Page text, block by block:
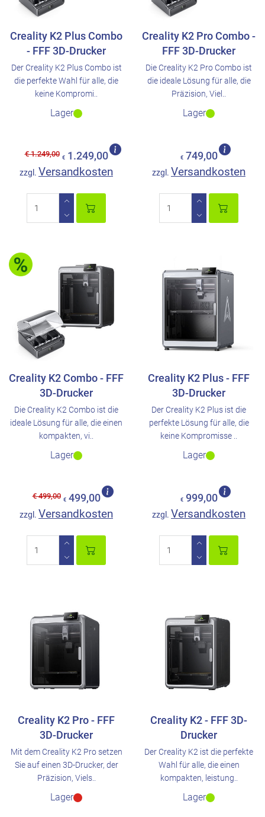
Creality K2 Plus Combo
- FFF 3D-Drucker
Der Creality K2 Plus Combo ist
die perfekte Wahl für alle, die
keine Kompromi..
Lager
€ 1.249,00 € 1.249,00
zzgl. Versandkosten
Creality K2 Pro Combo -
FFF 3D-Drucker
Die Creality K2 Pro Combo ist
die ideale Lösung für alle, die
Präzision, Viel..
Lager
€ 749,00
zzgl. Versandkosten
Creality K2 Combo - FFF
3D-Drucker
Die Creality K2 Combo ist die
ideale Lösung für alle, die einen
kompakten, vi..
Lager
€ 499,00 € 499,00
zzgl. Versandkosten
Creality K2 Plus - FFF
3D-Drucker
Der Creality K2 Plus ist die
perfekte Lösung für alle, die
keine Kompromisse ..
Lager
€ 999,00
zzgl. Versandkosten
Creality K2 Pro - FFF
3D-Drucker
Mit dem Creality K2 Pro setzen
Sie auf einen 3D-Drucker, der
Präzision, Viels..
Lager
Creality K2 - FFF 3D-
Drucker
Der Creality K2 ist die perfekte
Wahl für alle, die einen
kompakten, leistung..
Lager